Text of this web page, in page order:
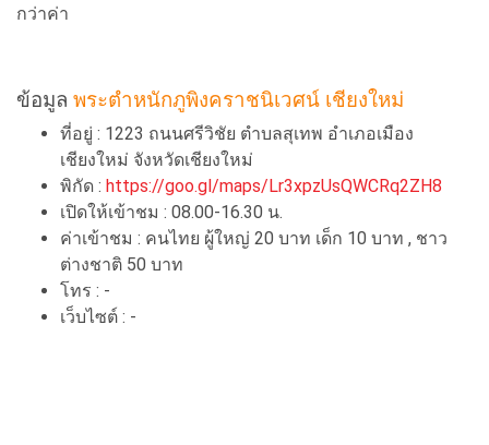
กว่าค่า
ข้อมูล พระตำหนักภูพิงคราชนิเวศน์ เชียงใหม่
ที่อยู่ : 1223 ถนนศรีวิชัย ตำบลสุเทพ อำเภอเมือง
เชียงใหม่ จังหวัดเชียงใหม่
พิกัด : https://goo.gl/maps/Lr3xpzUsQWCRq2ZH8
เปิดให้เข้าชม : 08.00-16.30 น.
ค่าเข้าชม : คนไทย ผู้ใหญ่ 20 บาท เด็ก 10 บาท , ชาว
ต่างชาติ 50 บาท
โทร : -
เว็บไซต์ : -